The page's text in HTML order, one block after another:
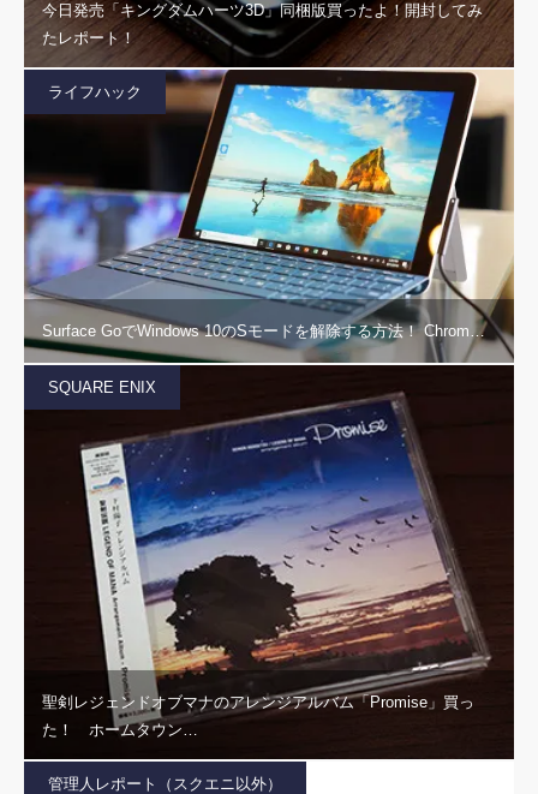
今日発売「キングダムハーツ3D」同梱版買ったよ！開封してみ
たレポート！
ライフハック
Surface GoでWindows 10のSモードを解除する方法！ Chrom…
SQUARE ENIX
聖剣レジェンドオブマナのアレンジアルバム「Promise」買っ
た！ ホームタウン…
管理人レポート（スクエニ以外）